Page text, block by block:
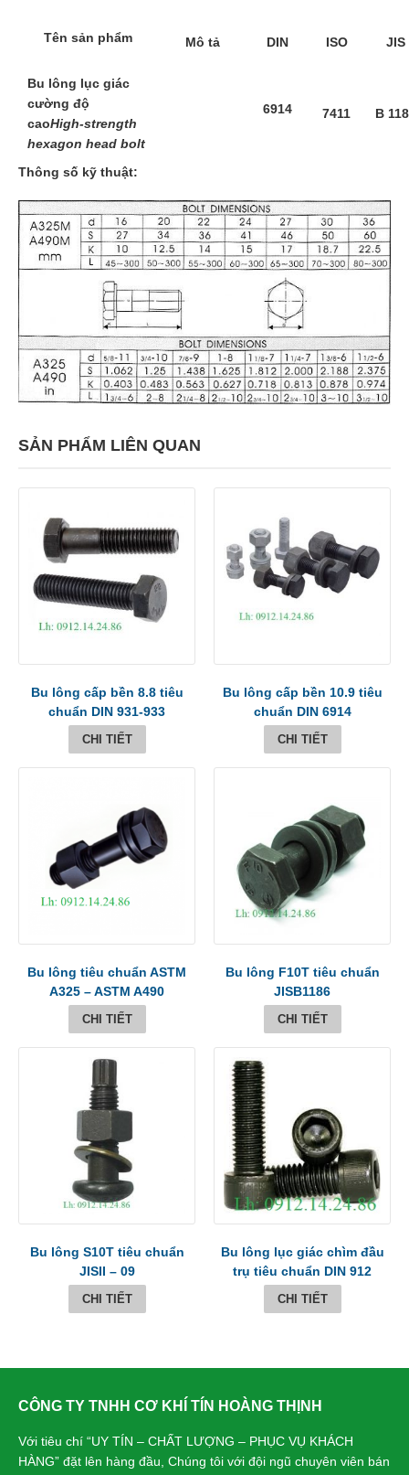
Tên sản phẩm Mô tả DIN ISO JIS
Bu lông lục giác
cường độ
caoHigh-strength
hexagon head bolt
6914 7411 B
Thông số kỹ thuật:
SẢN PHẨM LIÊN QUAN
Bu lông cấp bền 8.8 tiêu
chuẩn DIN 931-933
CHI TIẾT
Bu lông cấp bền 10.9 tiêu
chuẩn DIN 6914
CHI TIẾT
Bu lông tiêu chuẩn ASTM
A325 – ASTM A490
CHI TIẾT
Bu lông F10T tiêu chuẩn
JISB1186
CHI TIẾT
Bu lông S10T tiêu chuẩn
JISII – 09
CHI TIẾT
Bu lông lục giác chìm đầu
trụ tiêu chuẩn DIN 912
CHI TIẾT
CÔNG TY TNHH CƠ KHÍ TÍN HOÀNG THỊNH
Với tiêu chí “UY TÍN – CHẤT LƯỢNG – PHỤC VỤ KHÁCH
HÀNG” đặt lên hàng đầu, Chúng tôi với đội ngũ chuyên viên bán